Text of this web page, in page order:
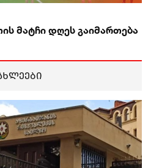
მატჩი დღეს გაიმართება